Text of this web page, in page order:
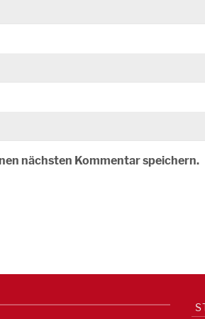
nächsten Kommentar speichern.